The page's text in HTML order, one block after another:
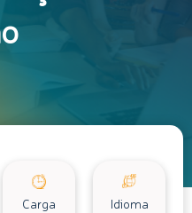
Carga
Idioma